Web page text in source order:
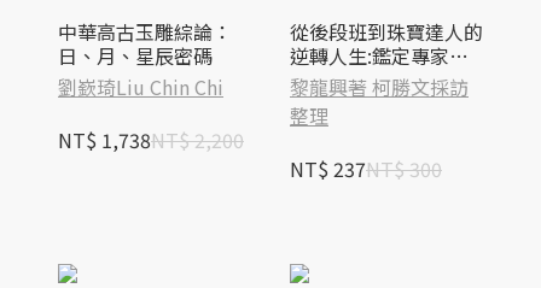
中華高古玉雕綜論：
日、月、星辰密碼
劉嶔琦Liu Chin Chi
NT$ 1,738NT$ 2,200
從後段班到珠寶達人的
逆轉人生:鑑定專家黎
龍興淬鍊36年的珠寶
成功經營學
黎龍興著 柯勝文採訪
整理
NT$ 237NT$ 300